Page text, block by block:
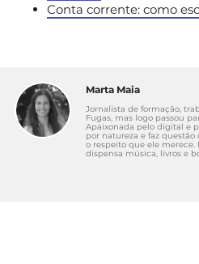
Conta corrente: como
Marta Maia
Jornalista de formação,
Fugas, mas logo passou
Apaixonada pelo digital e
por natureza e faz
o respeito que ele merece.
dispensa música, livros e